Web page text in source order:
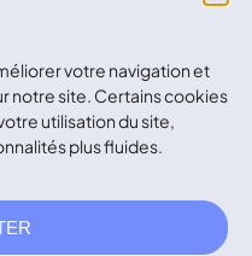
votre navigation et
notre site. Certains cookies
utilisation du site,
plus fluides.